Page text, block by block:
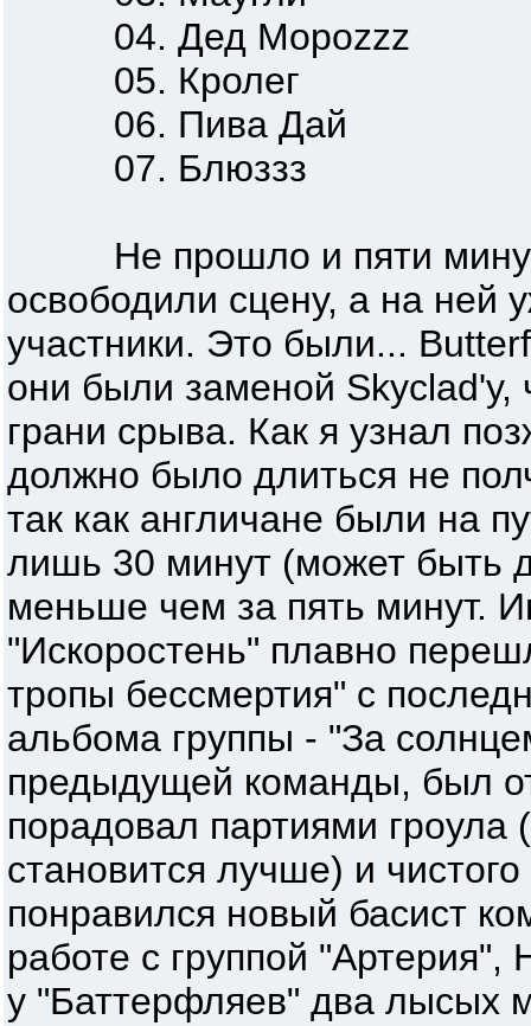
04. Дед Мороzzz
05. Кролег
06. Пива Дай
07. Блюззз
Не прошло и пяти
освободили сцену, а на ней
участники. Это были...
они были заменой
грани срыва. Как я узнал
должно было длиться не
так как англичане были на
лишь 30 минут (может быть
меньше чем за пять минут.
"Искоростень" плавно
тропы бессмертия" с
альбома группы - "За
предыдущей команды, был
порадовал партиями
становится лучше) и
понравился новый басист
работе с группой
у "Баттерфляев" два лысых